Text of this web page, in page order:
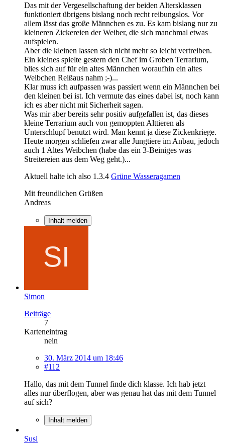
Das mit der Vergesellschaftung der beiden Altersklassen
funktioniert übrigens bislang noch recht reibungslos. Vor
allem lässt das große Männchen es zu. Es kam bislang nur zu
kleineren Zickereien der Weiber, die sich manchmal etwas
aufspielen.
Aber die kleinen lassen sich nicht mehr so leicht vertreiben.
Ein kleines spielte gestern den Chef im Groben Terrarium,
blies sich auf für ein altes Männchen woraufhin ein altes
Weibchen Reißaus nahm ;-)...
Klar muss ich aufpassen was passiert wenn ein Männchen bei
den kleinen bei ist. Ich vermute das eines dabei ist, noch kann
ich es aber nicht mit Sicherheit sagen.
Was mir aber bereits sehr positiv aufgefallen ist, das dieses
kleine Terrarium auch von gemoppten Alttieren als
Unterschlupf benutzt wird. Man kennt ja diese Zickenkriege.
Heute morgen schliefen zwar alle Jungtiere im Anbau, jedoch
auch 1 Altes Weibchen (habe das ein 3-Beiniges was
Streitereien aus dem Weg geht.)...
Aktuell halte ich also 1.3.4 Grüne Wasseragamen
Mit freundlichen Grüßen
Andreas
Inhalt melden
Simon
Beiträge
7
Karteneintrag
nein
30. März 2014 um 18:46
#112
Hallo, das mit dem Tunnel finde dich klasse. Ich hab jetzt
alles nur überflogen, aber was genau hat das mit dem Tunnel
auf sich?
Inhalt melden
Susi